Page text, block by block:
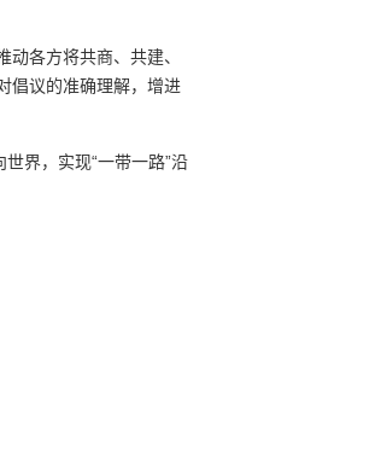
各方将共商、共建、
倡议的准确理解，增进
界，实现“一带一路”沿